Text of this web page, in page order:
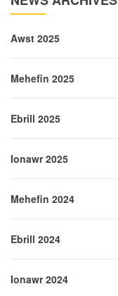
Awst 2025
Mehefin 2025
Ebrill 2025
Ionawr 2025
Mehefin 2024
Ebrill 2024
Ionawr 2024